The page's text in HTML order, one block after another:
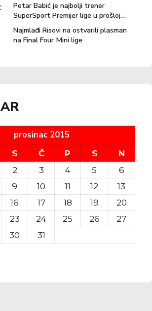
Petar Babić je najbolji trener
SuperSport Premijer lige u prošloj
sezoni!
Najmlađi Risovi na ostvarili plasman
na Final Four Mini lige
prosinac 2015
S Č P S
N
2 3 4 5
6
9 10 11 12
13
16 17 18 19
20
23 24 25 26
27
30 31